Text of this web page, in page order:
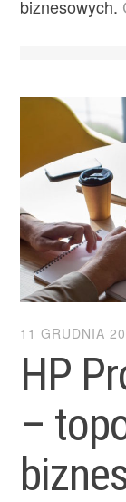
biznesowych.
11 GRUDNIA
HP
–